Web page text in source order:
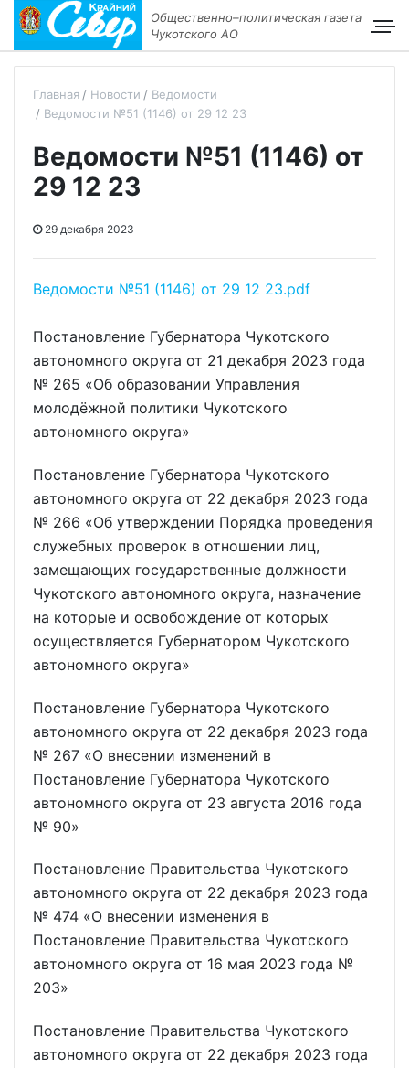
Общественно–политическая газета
Чукотского АО
Главная Новости
Ведомости
Ведомости №51 (1146) от 29 12 23
Ведомости №51 (1146) от
29 12 23
29 декабря 2023
Ведомости №51 (1146) от 29 12 23.pdf
Постановление Губернатора Чукотского
автономного округа от 21 декабря 2023 года
№ 265 «Об образовании Управления
молодёжной политики Чукотского
автономного округа»
Постановление Губернатора Чукотского
автономного округа от 22 декабря 2023 года
№ 266 «Об утверждении Порядка проведения
служебных проверок в отношении лиц,
замещающих государственные должности
Чукотского автономного округа, назначение
на которые и освобождение от которых
осуществляется Губернатором Чукотского
автономного округа»
Постановление Губернатора Чукотского
автономного округа от 22 декабря 2023 года
№ 267 «О внесении изменений в
Постановление Губернатора Чукотского
автономного округа от 23 августа 2016 года
№ 90»
Постановление Правительства Чукотского
автономного округа от 22 декабря 2023 года
№ 474 «О внесении изменения в
Постановление Правительства Чукотского
автономного округа от 16 мая 2023 года №
203»
Постановление Правительства Чукотского
автономного округа от 22 декабря 2023 года